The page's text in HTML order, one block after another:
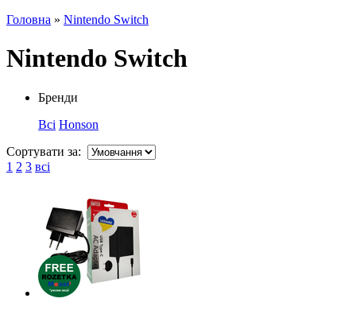
Головна » Nintendo Switch
Nintendo Switch
Бренди
Всі Honson
Сортувати за:
1 2 3 всі